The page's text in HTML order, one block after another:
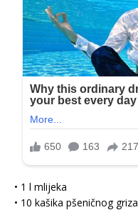
• 1 l mlijeka
• 10 kašika pšeničnog griza